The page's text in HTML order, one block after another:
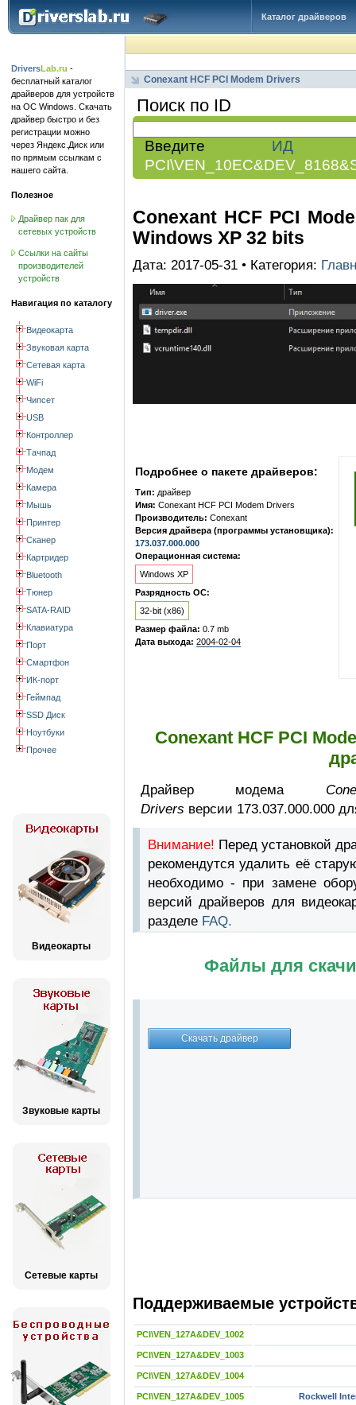
Каталог драйверов
DriversLab.ru -
бесплатный каталог
драйверов для устройств
на ОС Windows. Скачать
драйвер быстро и без
регистрации можно
через Яндекс.Диск или
по прямым ссылкам с
нашего сайта.
Полезное
Драйвер пак для
сетевых устройств
Ссылки на сайты
производителей
устройств
Навигация по каталогу
Видеокарта
Звуковая карта
Сетевая карта
WiFi
Чипсет
USB
Контроллер
Тачпад
Модем
Камера
Мышь
Принтер
Сканер
Картридер
Bluetooth
Тюнер
SATA-RAID
Клавиатура
Порт
Смартфон
ИК-порт
Геймпад
SSD Диск
Ноутбуки
Прочее
Видеокарты
Звуковые карты
Сетевые карты
Conexant HCF PCI Modem Drivers
Поиск по ID
Введите ИД
Conexant HCF PCI
Windows XP 32 bits
Дата: 2017-05-31 • Категория:
Подробнее о пакете драйверов:
Тип: драйвер
Имя: Conexant HCF PCI Modem Drivers
Производитель: Conexant
Версия драйвера (программы установщика):
173.037.000.000
Операционная система:
Windows XP
Разрядность ОС:
32-bit (x86)
Размер файла: 0.7 mb
Дата выхода: 2004-02-04
Conexant HCF PCI
Драйвер модема
Drivers версии 173.037.000.000
Внимание! Перед установкой
рекомендутся удалить её
необходимо - при замене
версий драйверов для
разделе FAQ.
Файлы для
Поддерживаемые
PCI\VEN_127A&DEV_1002
PCI\VEN_127A&DEV_1003
PCI\VEN_127A&DEV_1004
PCI\VEN_127A&DEV_1005 Rockwell